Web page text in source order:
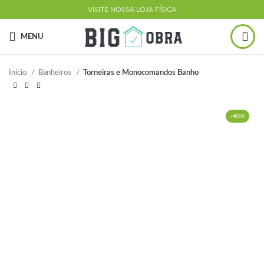
VISITE NOSSA LOJA FÍSICA
MENU
Início Banheiros Torneiras e Monocomandos Banho
-40%